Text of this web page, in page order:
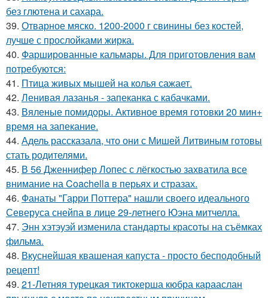
без глютена и сахара.
39. Отварное мяско. 1200-2000 г свинины без костей,
лучше с прослойками жирка.
40. Фаршированные кальмары. Для приготовления вам
потребуются:
41. Птица живых мышей на колья сажает.
42. Ленивая лазанья - запеканка с кабачками.
43. Вяленые помидоры. Активное время готовки 20 мин+
время на запекание.
44. Адель рассказала, что они с Мишей Литвиным готовы
стать родителями.
45. В 56 Дженнифер Лопес с лёгкостью захватила все
внимание на Coachella в перьях и стразах.
46. Фанаты "Гарри Поттера" нашли своего идеального
Северуса снейпа в лице 29-летнего Юэна митчелла.
47. Энн хэтэуэй изменила стандарты красоты на съёмках
фильма.
48. Вкуснейшая квашеная капуста - просто бесподобный
рецепт!
49. 21-Летняя турецкая тиктокерша кюбра карааслан